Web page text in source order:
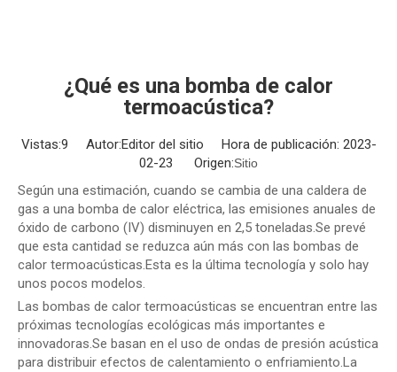
¿Qué es una bomba de calor
termoacústica?
Vistas:9 Autor:Editor del sitio Hora de publicación: 2023-
02-23 Origen:Sitio
Según una estimación, cuando se cambia de una caldera de
gas a una bomba de calor eléctrica, las emisiones anuales de
óxido de carbono (IV) disminuyen en 2,5 toneladas.Se prevé
que esta cantidad se reduzca aún más con las bombas de
calor termoacústicas.Esta es la última tecnología y solo hay
unos pocos modelos.
Las bombas de calor termoacústicas se encuentran entre las
próximas tecnologías ecológicas más importantes e
innovadoras.Se basan en el uso de ondas de presión acústica
para distribuir efectos de calentamiento o enfriamiento.La